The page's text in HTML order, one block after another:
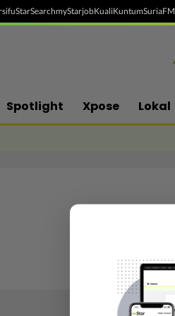
StarSearchmyStarjobKualiKuntumSuriaFM
Spotlight Xpose Lokal